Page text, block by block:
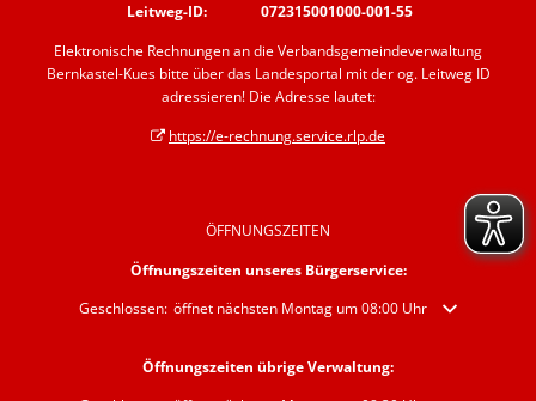
Leitweg-ID: 072315001000-001-55
Elektronische Rechnungen an die Verbandsgemeindeverwaltung
Bernkastel-Kues bitte über das Landesportal mit der og. Leitweg ID
adressieren! Die Adresse lautet:
https://e-rechnung.service.rlp.de
ÖFFNUNGSZEITEN
Öffnungszeiten unseres Bürgerservice:
Klicken, um weitere Öffnungs- oder Schließzeiten auszublenden
Geschlossen: öffnet nächsten Montag um 08:00 Uhr
Öffnungszeiten übrige Verwaltung: